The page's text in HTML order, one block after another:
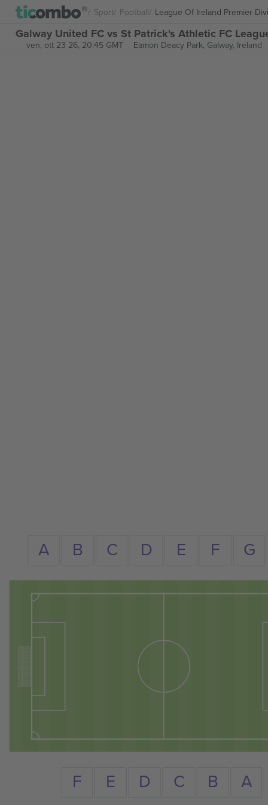
Sport Football League Of Ireland Premier
Galway United FC vs St Patrick's Athletic FC
ven, ott 23 26, 20:45 GMT Eamon Deacy Park, Galway, Ireland
A B C D E F G
F E D C B A